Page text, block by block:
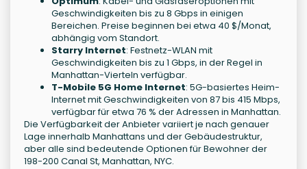
Geschwindigkeiten bis zu 8 Gbps in einigen
Bereichen. Preise beginnen bei etwa 40 $/Monat,
abhängig vom Standort.
Starry Internet: Festnetz-WLAN mit
Geschwindigkeiten bis zu 1 Gbps, in der Regel in
Manhattan-Vierteln verfügbar.
T-Mobile 5G Home Internet: 5G-basiertes Heim-
Internet mit Geschwindigkeiten von 87 bis 415 Mbps,
verfügbar für etwa 76 % der Adressen in Manhattan.
Die Verfügbarkeit der Anbieter variiert je nach genauer
Lage innerhalb Manhattans und der Gebäudestruktur,
aber alle sind bedeutende Optionen für Bewohner der
198-200 Canal St, Manhattan, NYC.